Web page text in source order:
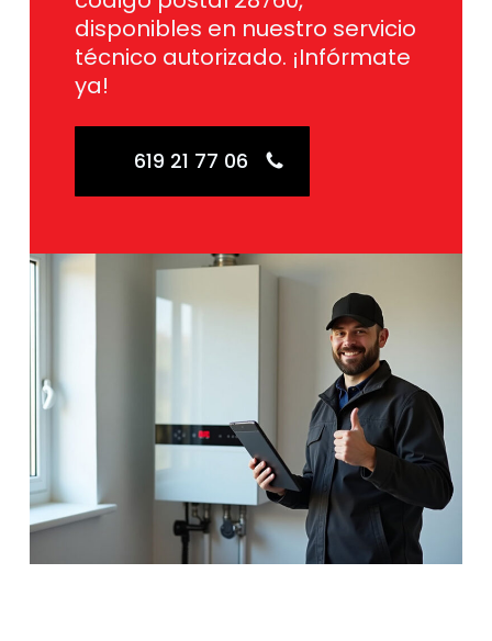
disponibles en nuestro servicio
técnico autorizado. ¡Infórmate
ya!
619 21 77 06